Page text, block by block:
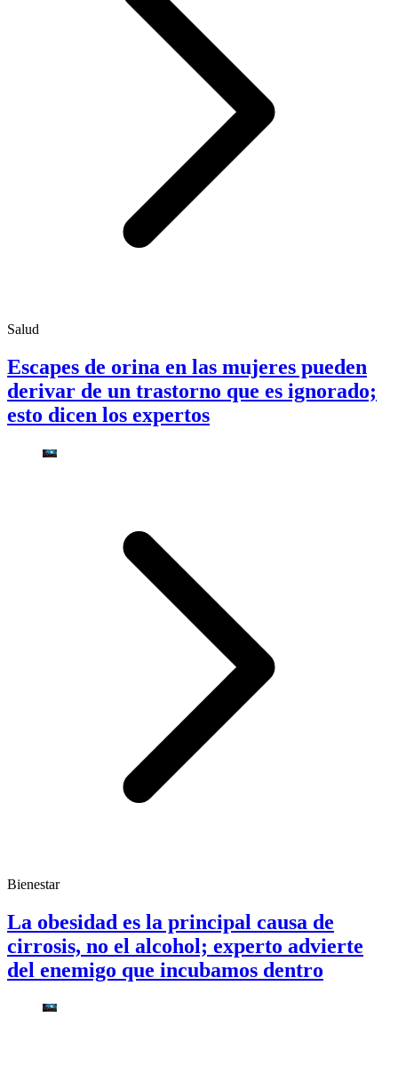
Salud
Escapes de orina en las mujeres pueden
derivar de un trastorno que es ignorado;
esto dicen los expertos
Bienestar
La obesidad es la principal causa de
cirrosis, no el alcohol; experto advierte
del enemigo que incubamos dentro